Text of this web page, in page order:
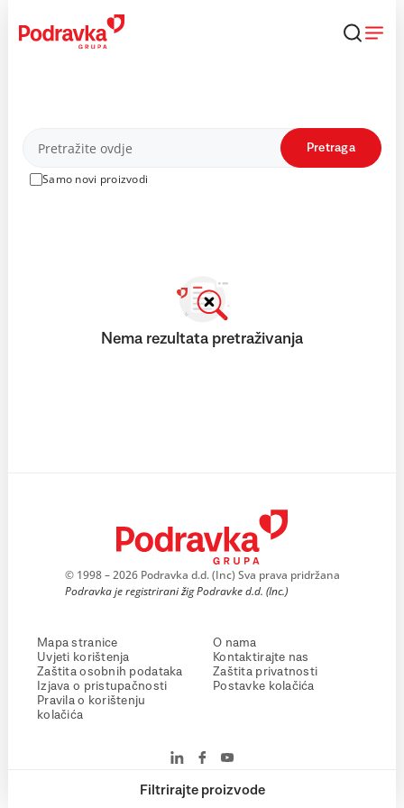
content
Proizvodi
Samo novi proizvodi
Pretraga
Filtrirajte proizvode
Nema rezultata pretraživanja
© 1998 – 2026 Podravka d.d. (Inc) Sva prava pridržana
Podravka je registrirani žig Podravke d.d. (Inc.)
Mapa stranice
Uvjeti korištenja
Zaštita osobnih podataka
Izjava o pristupačnosti
Pravila o korištenju
kolačića
O nama
Kontaktirajte nas
Zaštita privatnosti
Postavke kolačića